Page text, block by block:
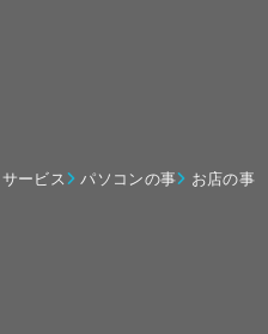
サービス パソコンの事
お店の事